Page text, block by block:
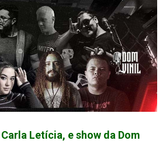
Letícia, e show da Dom